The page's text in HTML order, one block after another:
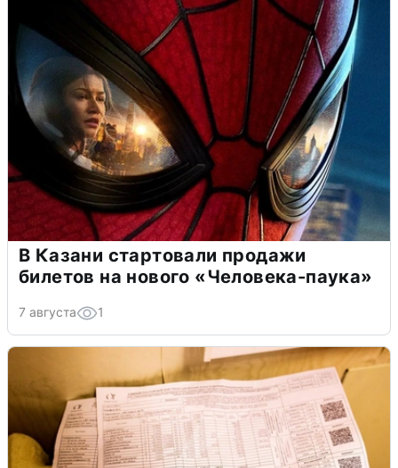
В Казани стартовали продажи
билетов на нового «Человека-паука»
7 августа 1